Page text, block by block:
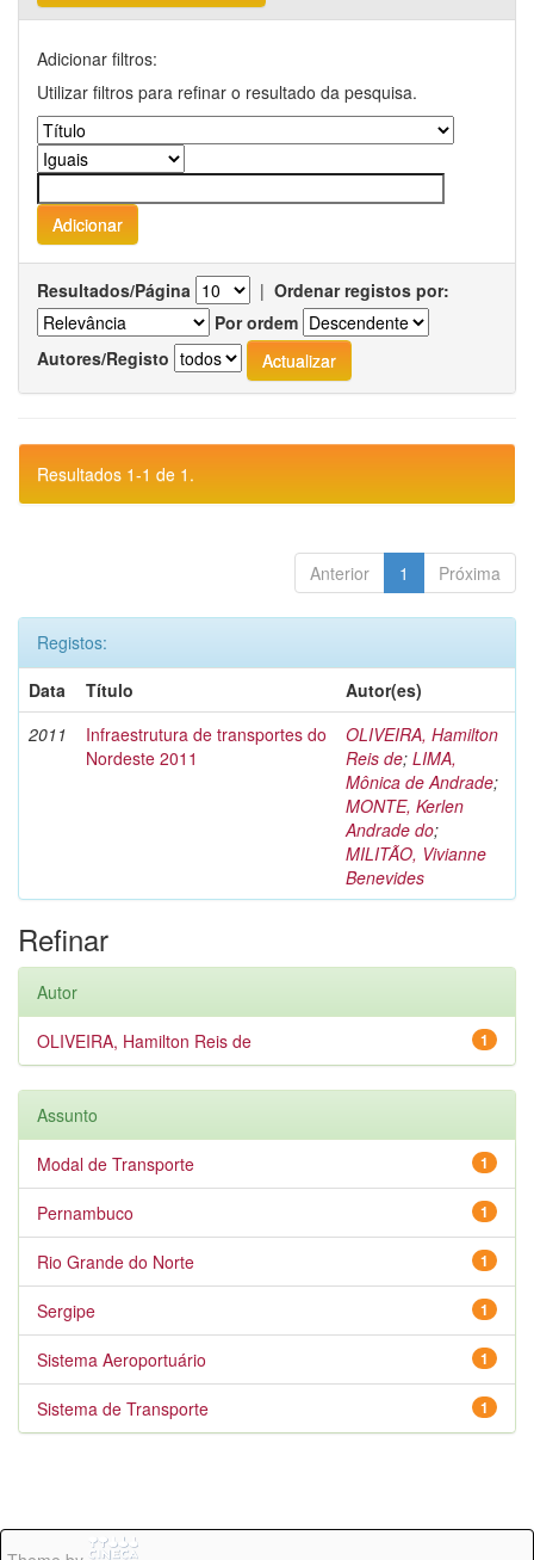
Adicionar filtros:
Utilizar filtros para refinar o resultado da pesquisa.
Resultados/Página | Ordenar registos por:
Por ordem
Autores/Registo
Resultados 1-1 de 1.
Anterior 1 Próxima
Registos:
Data
Título
Autor(es)
2011
Infraestrutura de transportes do
Nordeste 2011
OLIVEIRA, Hamilton
Reis de; LIMA,
Mônica de Andrade;
MONTE, Kerlen
Andrade do;
MILITÃO, Vivianne
Benevides
Refinar
Autor
1
OLIVEIRA, Hamilton Reis de
Assunto
1
Modal de Transporte
1
Pernambuco
1
Rio Grande do Norte
1
Sergipe
1
Sistema Aeroportuário
1
Sistema de Transporte